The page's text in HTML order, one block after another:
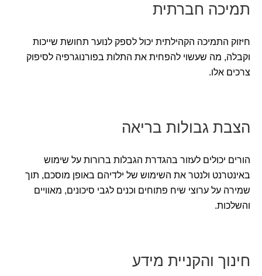
תמיכה חברתית
חיזוק התמיכה הקהילתית יכול לספק לנוער תחושת שייכות
וקבלה, מה שעשוי להפחית את התלות בפורנוגרפיה לסיפוק
צרכים אלו.
הצבת גבולות בריאה
הורים יכולים לעזור בהגדרת הגבלות ברורות על שימוש
באינטרנט ולנטר את השימוש של ילדיהם באופן מוסכם, תוך
שמירה על ערוצי שיח פתוחים וכנים לגבי סיכונים, מאוויים
והשלכות.
חינוך והקניית מידע